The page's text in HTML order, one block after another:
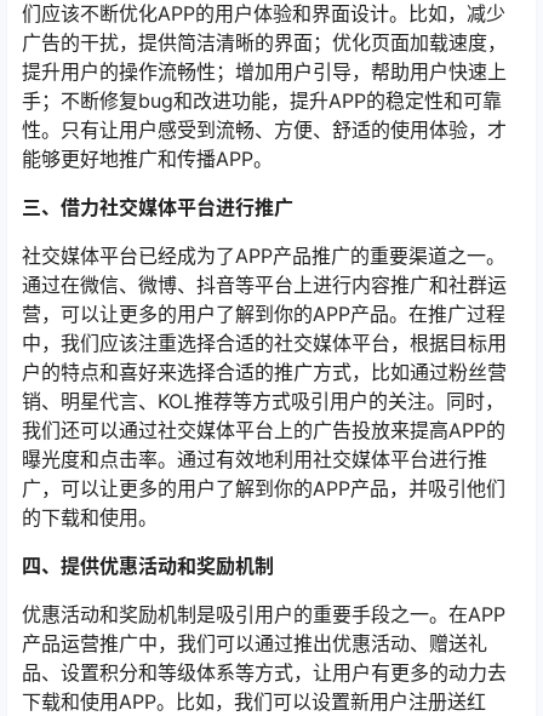
们应该不断优化APP的用户体验和界面设计。比如，减少
广告的干扰，提供简洁清晰的界面；优化页面加载速度，
提升用户的操作流畅性；增加用户引导，帮助用户快速上
手；不断修复bug和改进功能，提升APP的稳定性和可靠
性。只有让用户感受到流畅、方便、舒适的使用体验，才
能够更好地推广和传播APP。
三、借力社交媒体平台进行推广
社交媒体平台已经成为了APP产品推广的重要渠道之一。
通过在微信、微博、抖音等平台上进行内容推广和社群运
营，可以让更多的用户了解到你的APP产品。在推广过程
中，我们应该注重选择合适的社交媒体平台，根据目标用
户的特点和喜好来选择合适的推广方式，比如通过粉丝营
销、明星代言、KOL推荐等方式吸引用户的关注。同时，
我们还可以通过社交媒体平台上的广告投放来提高APP的
曝光度和点击率。通过有效地利用社交媒体平台进行推
广，可以让更多的用户了解到你的APP产品，并吸引他们
的下载和使用。
四、提供优惠活动和奖励机制
优惠活动和奖励机制是吸引用户的重要手段之一。在APP
产品运营推广中，我们可以通过推出优惠活动、赠送礼
品、设置积分和等级体系等方式，让用户有更多的动力去
下载和使用APP。比如，我们可以设置新用户注册送红